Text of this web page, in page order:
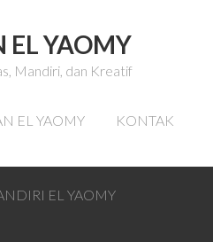
EL YAOMY
Mandiri, dan Kreatif
EL YAOMY KONTAK
EL YAOMY